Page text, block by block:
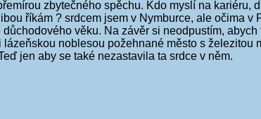
zbytečného spěchu. Kdo myslí na kariéru,
říkám ? srdcem jsem v Nymburce, ale očima v
věku. Na závěr si neodpustím,
noblesou požehnané město s železitou
jen aby se také nezastavila ta srdce v něm.